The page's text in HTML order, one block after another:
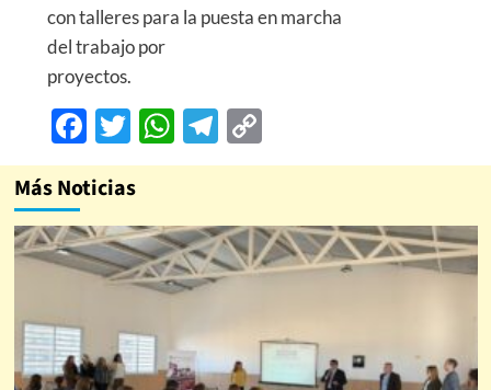
con talleres para la puesta en marcha
del trabajo por
proyectos.
Facebook
Twitter
WhatsApp
Telegram
Copy
Link
Más Noticias